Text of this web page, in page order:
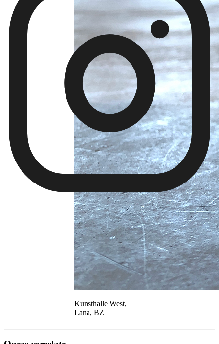
Kunsthalle West,
Lana, BZ